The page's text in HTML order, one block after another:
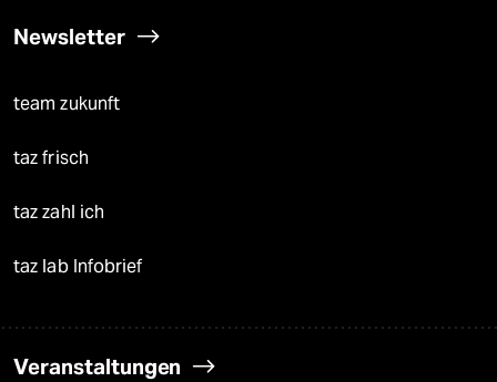
Newsletter
team zukunft
taz frisch
taz zahl ich
taz lab Infobrief
Veranstaltungen